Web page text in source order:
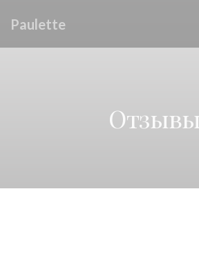
Paulette
Отзывы